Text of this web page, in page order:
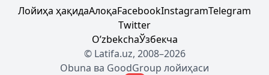
Лойиҳа ҳақидаАлоқаFacebookInstagramTelegram
Twitter
OʼzbekchaЎзбекча
© Latifa.uz, 2008–2026
Obuna ва GoodGroup лойиҳаси